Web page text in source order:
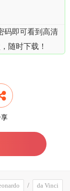
码即可看到高清
随时下载！
da Vinci
/